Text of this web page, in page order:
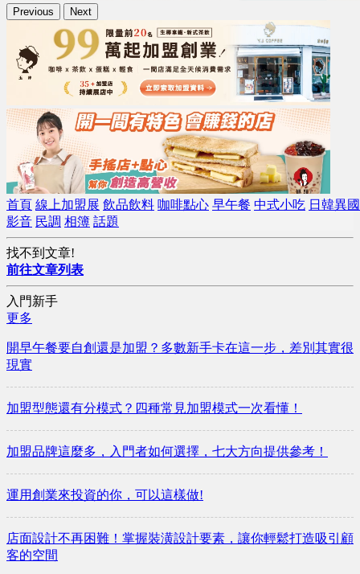
Previous Next
首頁 線上加盟展 飲品飲料 咖啡點心 早午餐 中式小吃 日韓異國
影音 民調 相簿 話題
找不到文章!
前往文章列表
入門新手
更多
開早午餐要自創還是加盟？多數新手卡在這一步，差別其實很
現實
加盟型態還有分模式？四種常見加盟模式一次看懂！
加盟品牌這麼多，入門者如何選擇，七大方向提供參考！
運用創業來投資的你，可以這樣做!
店面設計不再困難！掌握裝潢設計要素，讓你輕鬆打造吸引顧
客的空間